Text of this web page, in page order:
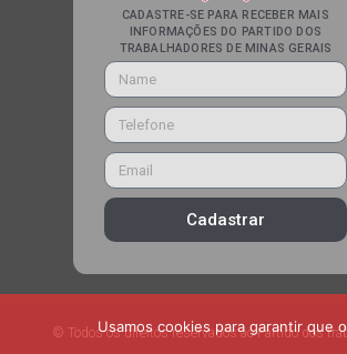
CADASTRE-SE PARA RECEBER MAIS
INFORMAÇÕES DO PARTIDO DOS
TRABALHADORES DE MINAS GERAIS
Cadastrar
© Todos os direitos reservados ao Partido dos
Usamos cookies para garantir que